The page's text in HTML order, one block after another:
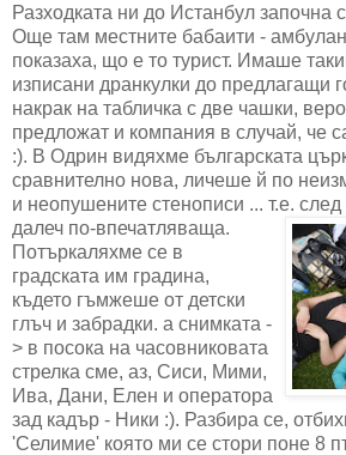
Разходката ни до Истанбул започна
Още там местните бабаити -
показаха, що е то турист. Имаше
изписани дранкулки до предлагащи
накрак на табличка с две чашки,
предложат и компания в случай, че
:). В Одрин видяхме българската
сравнително нова, личеше й по
и неопушените стенописи ... т.е.
далеч по-впечатляваща.
Потъркаляхме се в
градската им градина,
където гъмжеше от детски
глъч и забрадки. а снимката -
> в посока на часовниковата
стрелка сме, аз, Сиси, Мими,
Ива, Дани, Елен и оператора
зад кадър - Ники :). Разбира се,
'Селимие' която ми се стори поне 8